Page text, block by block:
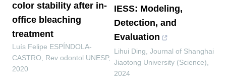
color stability after in-
office bleaching
treatment
Luís Felipe ESPÍNDOLA-
CASTRO
Rev odontol UNESP,
2020
IESS: Modeling,
Detection, and
Evaluation
Lihui Ding Journal of Shanghai
Jiaotong University (Science)
2024